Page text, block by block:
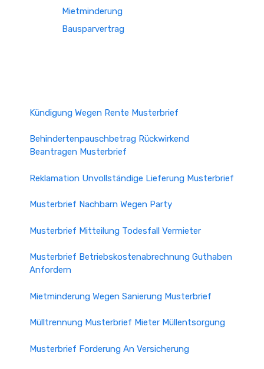
Mietminderung
Bausparvertrag
Kündigung Wegen Rente Musterbrief
Behindertenpauschbetrag Rückwirkend
Beantragen Musterbrief
Reklamation Unvollständige Lieferung Musterbrief
Musterbrief Nachbarn Wegen Party
Musterbrief Mitteilung Todesfall Vermieter
Musterbrief Betriebskostenabrechnung Guthaben
Anfordern
Mietminderung Wegen Sanierung Musterbrief
Mülltrennung Musterbrief Mieter Müllentsorgung
Musterbrief Forderung An Versicherung